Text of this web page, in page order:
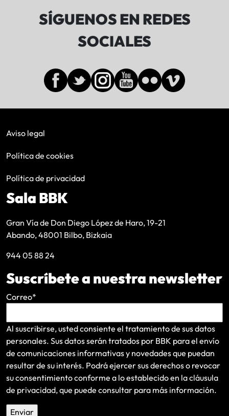
SÍGUENOS EN REDES
SOCIALES
Aviso legal
Política de cookies
Política de privacidad
Sala BBK
Gran Vía de Don Diego López de Haro, 19-21
Abando, 48001 Bilbo, Bizkaia
944 05 88 24
Suscríbete a nuestra newsletter
Correo*
Al suscribirse, usted consiente el tratamiento de sus datos
personales. Sus datos serán tratados por BBK para el envío
de comunicaciones informativas y novedades que puedan
resultar de su interés. Podrá ejercer sus derechos o revocar
su consentimiento conforme a lo establecido en lacláusula
de privacidad, que puede consultar para más información.